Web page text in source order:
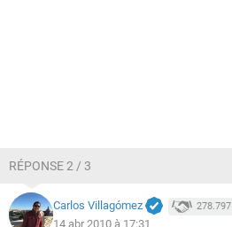
RÉPONSE 2 / 3
Carlos Villagómez 278.797
14 abr 2010 à 17:31